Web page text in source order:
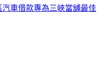
車借款專為三峽當舖最佳